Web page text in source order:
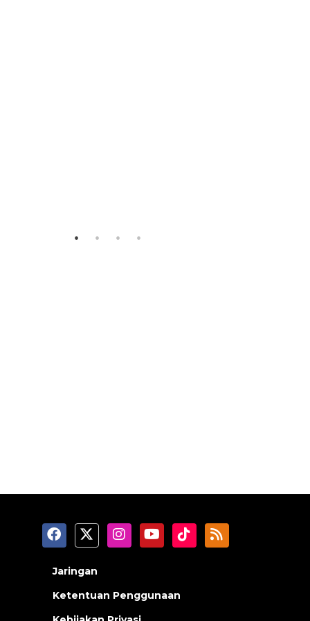
Jaringan
Ketentuan Penggunaan